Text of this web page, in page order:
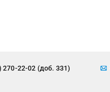
270-22-02 (доб. 331)